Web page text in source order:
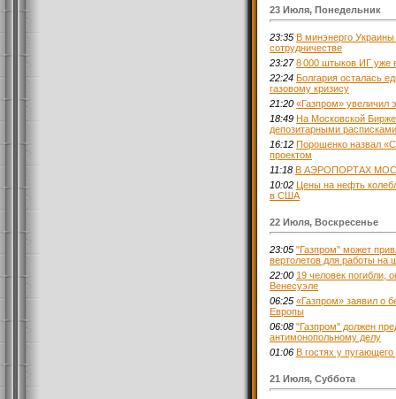
23 Июля, Понедельник
23:35 В минэнерго
сотрудничестве
23:27 8 000 штыков ИГ уже
22:24 Болгария осталась
газовому кризису
21:20 «Газпром» увеличил
18:49 На Московской
депозитарными
16:12 Порошенко назвал
проектом
11:18 В АЭРОПОРТАХ
10:02 Цены на нефть
в США
22 Июля, Воскресенье
23:05 "Газпром" может
вертолетов для работы на
22:00 19 человек погибли,
Венесуэле
06:25 «Газпром» заявил о
Европы
06:08 "Газпром" должен
антимонопольному делу
01:06 В гостях у пугающего
21 Июля, Суббота